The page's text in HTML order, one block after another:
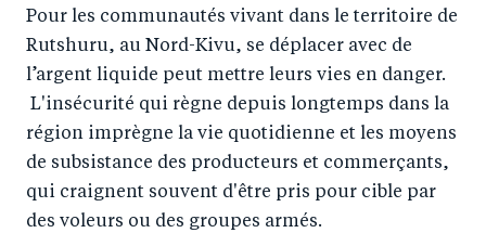
e
o
n
F
a
c
e
o
n
T
wi
tt
er
e
o
n
Li
n
k
e
m
ail
Pour les communautés vivant dans le territoire de
Rutshuru, au Nord-Kivu, se déplacer avec de
l’argent liquide peut mettre leurs vies en danger.
L'insécurité qui règne depuis longtemps dans la
région imprègne la vie quotidienne et les moyens
de subsistance des producteurs et commerçants,
qui craignent souvent d'être pris pour cible par
des voleurs ou des groupes armés.